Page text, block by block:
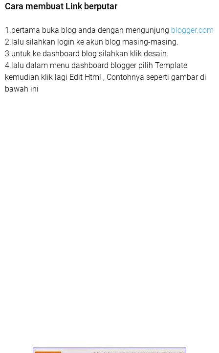
Cara membuat Link berputar
1.pertama buka blog anda dengan mengunjung blogger.com
2.lalu silahkan login ke akun blog masing-masing.
3.untuk ke dashboard blog silahkan klik desain.
4.lalu dalam menu dashboard blogger pilih Template
kemudian klik lagi Edit Html , Contohnya seperti gambar di
bawah ini